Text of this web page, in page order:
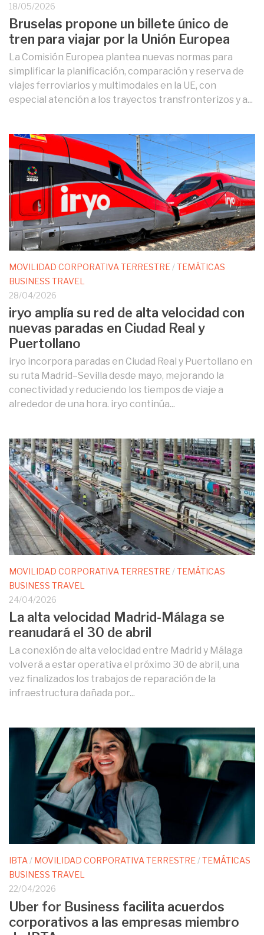
18/05/2026
Bruselas propone un billete único de
tren para viajar por la Unión Europea
La Comisión Europea plantea nuevas normas para
simplificar la planificación, comparación y reserva de
viajes ferroviarios y multimodales en la UE, con
especial atención a los trayectos transfronterizos y a...
MOVILIDAD CORPORATIVA TERRESTRE /TEMÁTICAS
BUSINESS TRAVEL
28/04/2026
iryo amplía su red de alta velocidad con
nuevas paradas en Ciudad Real y
Puertollano
iryo incorpora paradas en Ciudad Real y Puertollano en
su ruta Madrid–Sevilla desde mayo, mejorando la
conectividad y reduciendo los tiempos de viaje a
alrededor de una hora. iryo continúa...
MOVILIDAD CORPORATIVA TERRESTRE /TEMÁTICAS
BUSINESS TRAVEL
24/04/2026
La alta velocidad Madrid-Málaga se
reanudará el 30 de abril
La conexión de alta velocidad entre Madrid y Málaga
volverá a estar operativa el próximo 30 de abril, una
vez finalizados los trabajos de reparación de la
infraestructura dañada por...
IBTA / MOVILIDAD CORPORATIVA TERRESTRE /TEMÁTICAS
BUSINESS TRAVEL
22/04/2026
Uber for Business facilita acuerdos
corporativos a las empresas miembro